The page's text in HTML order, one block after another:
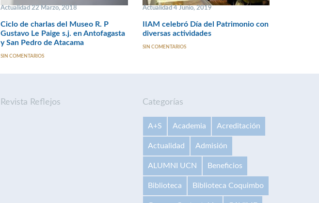
Actualidad 22 Marzo, 2018
Ciclo de charlas del Museo R. P
Gustavo Le Paige s.j. en Antofagasta
y San Pedro de Atacama
SIN COMENTARIOS
Actualidad 4 Junio, 2019
IIAM celebró Día del Patrimonio con
diversas actividades
SIN COMENTARIOS
Revista Reflejos Categorías
A+S Academia Acreditación
Actualidad Admisión
ALUMNI UCN Beneficios
Biblioteca Biblioteca Coquimbo